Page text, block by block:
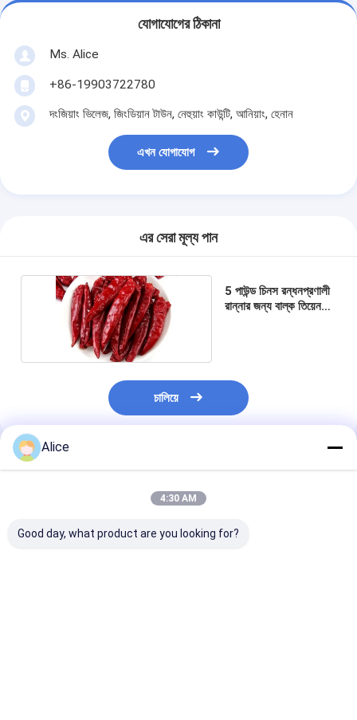
যোগাযোগের ঠিকানা
Ms. Alice
+86-19903722780
দংজিয়াং ভিলেজ, জিংডিয়ান টাউন, নেহুয়াং কাউন্টি, আনিয়াং, হেনান
এখন যোগাযোগ
এর সেরা মূল্য পান
5 পাউন্ড চিনস রন্ধনপ্রণালী
রান্নার জন্য বাল্ক তিয়েন
চালিয়ে
প্রস্তাবিত পণ্য
Alice
4:30 AM
Good day, what product are you looking for?